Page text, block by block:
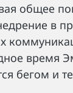
общее
в
время
бегом и